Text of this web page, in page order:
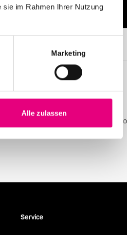
sie im Rahmen Ihrer Nutzung
Marketing
Alle zulassen
Neuigkeiten mit unserem
Service